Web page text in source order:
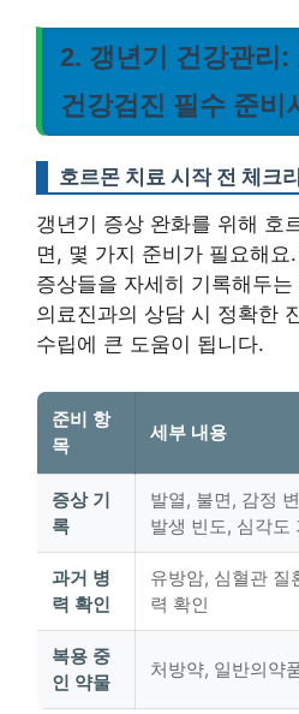
2. 갱년기 건강관리:
건강검진 필수 준비
호르몬 치료 시작 전 체크
갱년기 증상 완화를 위해 호
면, 몇 가지 준비가 필요해
증상들을 자세히 기록해두
의료진과의 상담 시 정확한
수립에 큰 도움이 됩니다.
준비 항
목
세부 내용
증상 기
록
발열, 불면, 감정
발생 빈도, 심각도
과거 병
력 확인
유방암, 심혈관 질
력 확인
복용 중
인 약물
처방약, 일반의약